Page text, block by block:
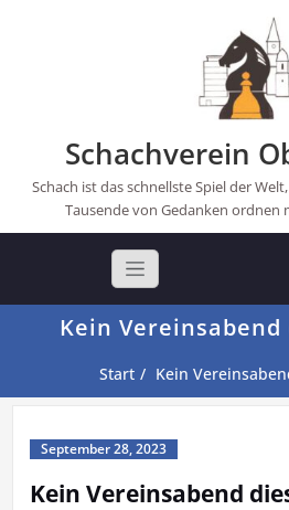
Schachverein
Schach ist das schnellste Spiel der
Tausende von Gedanken ordnen
Kein Vereinsabend
Start Kein
September 28, 2023
Kein Vereinsabend